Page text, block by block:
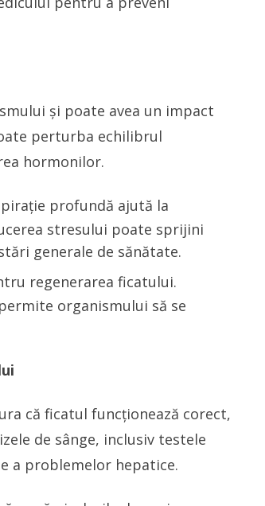
și poate avea un impact
perturba echilibrul
hormonilor.
profundă ajută la
stresului poate sprijini
generale de sănătate.
regenerarea ficatului.
organismului să se
că ficatul funcționează corect,
de sânge, inclusiv testele
a problemelor hepatice.